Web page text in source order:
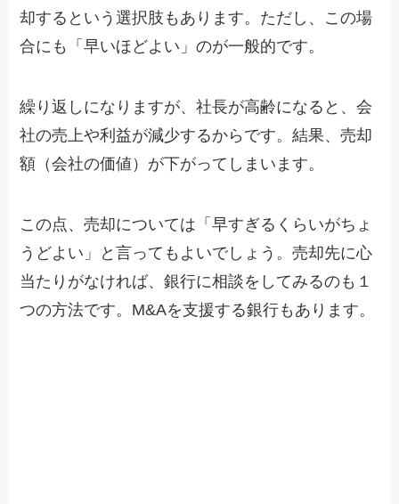
却するという選択肢もあります。ただし、この場
合にも「早いほどよい」のが一般的です。
繰り返しになりますが、社長が高齢になると、会
社の売上や利益が減少するからです。結果、売却
額（会社の価値）が下がってしまいます。
この点、売却については「早すぎるくらいがちょ
うどよい」と言ってもよいでしょう。売却先に心
当たりがなければ、銀行に相談をしてみるのも１
つの方法です。M&Aを支援する銀行もあります。